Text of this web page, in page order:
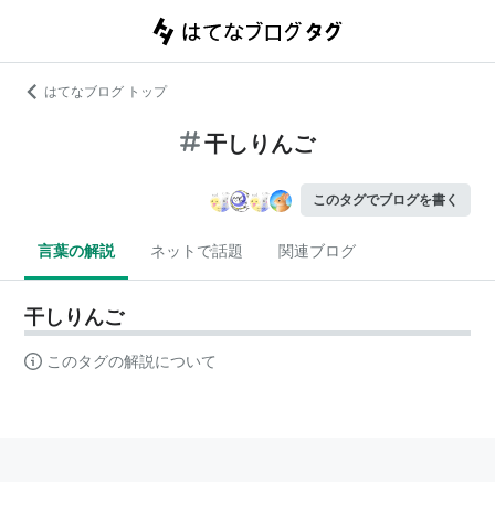
はてなブログ トップ
干しりんご
このタグでブログを書く
言葉の解説 ネットで話題 関連ブログ
干しりんご
このタグの解説について